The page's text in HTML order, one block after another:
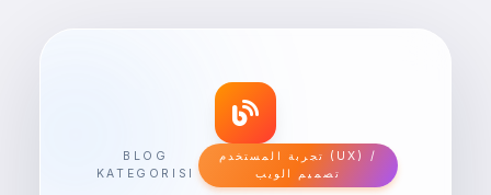
BLOG
KATEGORISI
تجربة المستخدم (UX) /
تصميم الويب